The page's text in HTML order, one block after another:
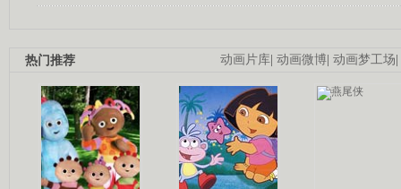
动画片库 动画微博 动画梦工场
热门推荐